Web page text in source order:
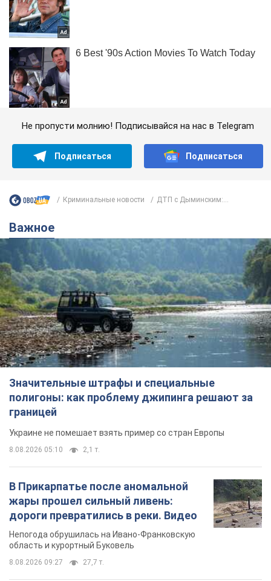
Не пропусти молнию! Подписывайся на нас в Telegram
Подписаться Подписаться
Криминальные новости ДТП с Дыминским:...
Важное
Значительные штрафы и специальные
полигоны: как проблему джипинга решают за
границей
Украине не помешает взять пример со стран Европы
8.08.2026 05:10 2,1 т.
В Прикарпатье после аномальной
жары прошел сильный ливень:
дороги превратились в реки. Видео
Непогода обрушилась на Ивано-Франковскую
область и курортный Буковель
8.08.2026 09:27 27,7 т.